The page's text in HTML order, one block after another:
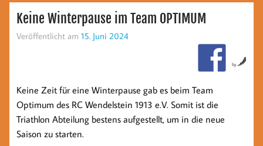
Keine Winterpause im Team OPTIMUM
Veröffentlicht am 15. Juni 2024
by
Keine Zeit für eine Winterpause gab es beim Team
Optimum des RC Wendelstein 1913 e.V. Somit ist die
Triathlon Abteilung bestens aufgestellt, um in die neue
Saison zu starten.